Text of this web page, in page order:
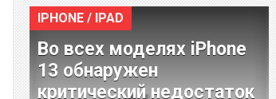
IPHONE / IPAD
Во всех моделях iPhone
13 обнаружен
критический недостаток